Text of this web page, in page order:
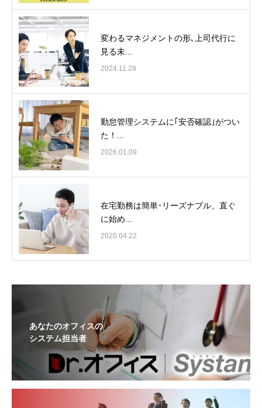
変わるマネジメントの形､上司代行に
見る未...
2024.11.28
勤怠管理システムに｢安否確認｣がつい
た！...
2026.01.09
在宅勤務は簡単･リーズナブル、直ぐ
に始め...
2020.04.22
あなたのオフィスの
システム担当者